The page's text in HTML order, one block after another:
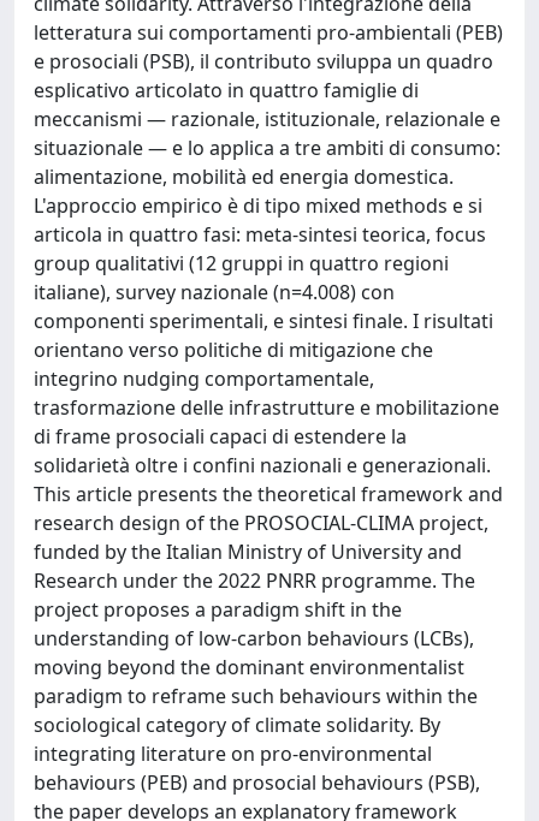
letteratura sui comportamenti pro-ambientali (PEB)
e prosociali (PSB), il contributo sviluppa un quadro
esplicativo articolato in quattro famiglie di
meccanismi — razionale, istituzionale, relazionale e
situazionale — e lo applica a tre ambiti di consumo:
alimentazione, mobilità ed energia domestica.
L'approccio empirico è di tipo mixed methods e si
articola in quattro fasi: meta-sintesi teorica, focus
group qualitativi (12 gruppi in quattro regioni
italiane), survey nazionale (n=4.008) con
componenti sperimentali, e sintesi finale. I risultati
orientano verso politiche di mitigazione che
integrino nudging comportamentale,
trasformazione delle infrastrutture e mobilitazione
di frame prosociali capaci di estendere la
solidarietà oltre i confini nazionali e generazionali.
This article presents the theoretical framework and
research design of the PROSOCIAL-CLIMA project,
funded by the Italian Ministry of University and
Research under the 2022 PNRR programme. The
project proposes a paradigm shift in the
understanding of low-carbon behaviours (LCBs),
moving beyond the dominant environmentalist
paradigm to reframe such behaviours within the
sociological category of climate solidarity. By
integrating literature on pro-environmental
behaviours (PEB) and prosocial behaviours (PSB),
the paper develops an explanatory framework